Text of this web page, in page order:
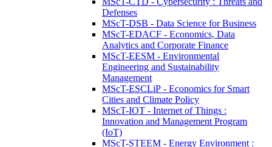
Defenses
MScT-DSB - Data Science for Business
MScT-EDACF - Economics, Data
Analytics and Corporate Finance
MScT-EESM - Environmental
Engineering and Sustainability
Management
MScT-ESCLiP - Economics for Smart
Cities and Climate Policy
MScT-IOT - Internet of Things :
Innovation and Management Program
(IoT)
MScT-STEEM - Energy Environment :